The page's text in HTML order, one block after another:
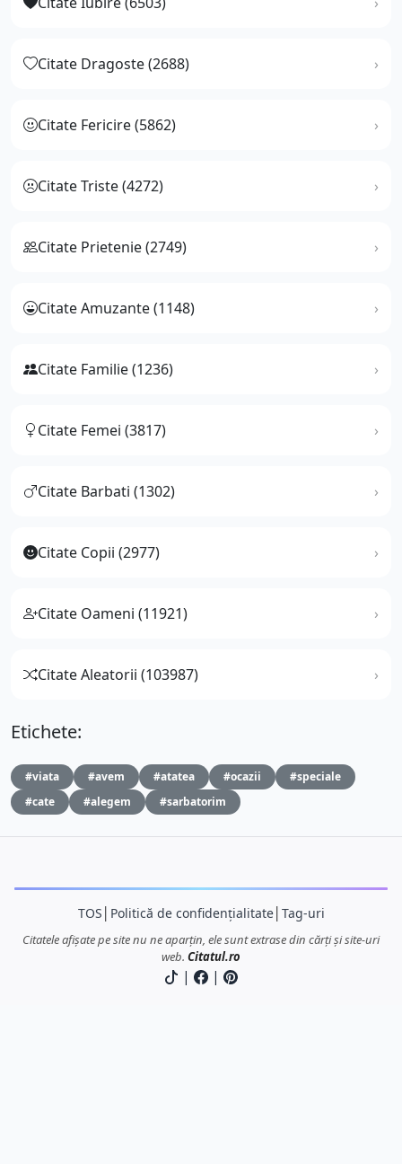
Citate Dragoste (2688)
Citate Fericire (5862)
Citate Triste (4272)
Citate Prietenie (2749)
Citate Amuzante (1148)
Citate Familie (1236)
Citate Femei (3817)
Citate Barbati (1302)
Citate Copii (2977)
Citate Oameni (11921)
Citate Aleatorii (103987)
Etichete:
#viata #avem #atatea #ocazii
#speciale
#cate
#alegem #sarbatorim
TOS Politică de confidențialitate│ Tag-uri
Citatele afișate pe site nu ne aparțin, ele sunt extrase din cărți și site-uri
web. Citatul.ro
| |